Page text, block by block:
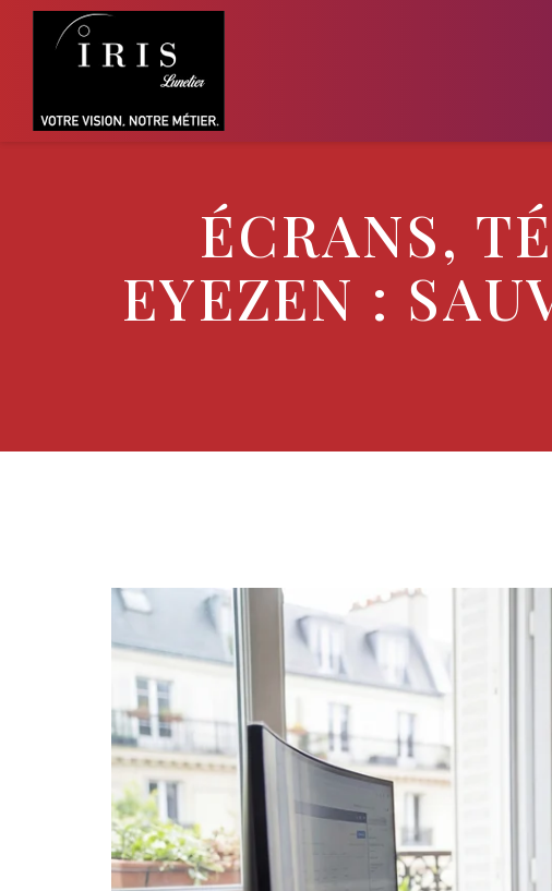
ÉCRANS,
EYEZEN :